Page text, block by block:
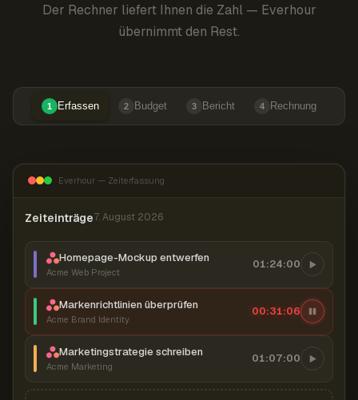
Der Rechner liefert Ihnen die Zahl — Everhour
übernimmt den Rest.
1 Erfassen 2 Budget 3 Bericht 4 Rechnung
Everhour — Zeiterfassung
Zeiteinträge7. August 2026
Homepage-Mockup entwerfen
Acme Web Project
01:24:00
Markenrichtlinien überprüfen
Acme Brand Identity
00:31:07
Marketingstrategie schreiben
Acme Marketing
01:07:00